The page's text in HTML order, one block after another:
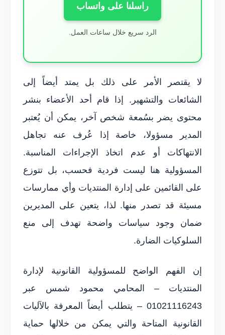
راسلنا على واتساب
الرد سريع خلال ساعات العمل.
لا يقتصر الأمر على ذلك بل يمتد أيضاً إلى
الشائعات والتشهير. إذا قام أحد الأعضاء بنشر
محتوى يضر بسُمعة شخص آخر، يمكن أن يُعتبر
المدير مسؤولا، خاصة إذا عُرف عنه تجاهل
الانتهاكات أو عدم اتخاذ الإجراءات المناسبة.
المسؤولية هنا ليست فردية فحسب، بل تتوزع
على القائمين على إدارة المنتديات وأي ممارسات
مسيئة قد تصدر منها. لذا، يتعين على المديرين
ضمان وجود سياسات واضحة تهدف إلى منع
السلوكيات الضارة.
إن الفهم الواضح للمسؤولية القانونية لإدارة
المنتديات – المحامي محمود شمس عبر
01021116243 – يتطلب أيضاً المعرفة بالآليات
القانونية المتاحة والتي يمكن من خلالها حماية